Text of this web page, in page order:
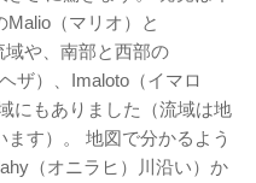
（マリオ）と
域や、南部と西部の
ザ）、Imaloto（イマロ
にもありました（流域は地
す）。 地図で分かるよう
（オニラヒ）川沿い）か